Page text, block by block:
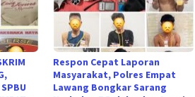
Respon Cepat Laporan
Masyarakat, Polres Empat
Lawang Bongkar Sarang